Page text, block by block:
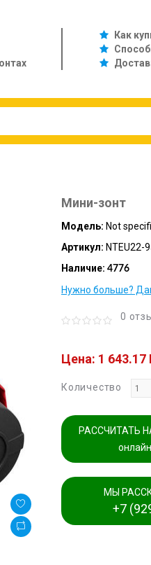
Как
Мини-зонт
Модель: Not
Артикул: NTEU22-
Наличие: 4776
Нужно больше?
0
Цена: 1 643.17
Количество
РАССЧИТАТЬ
МЫ
+7